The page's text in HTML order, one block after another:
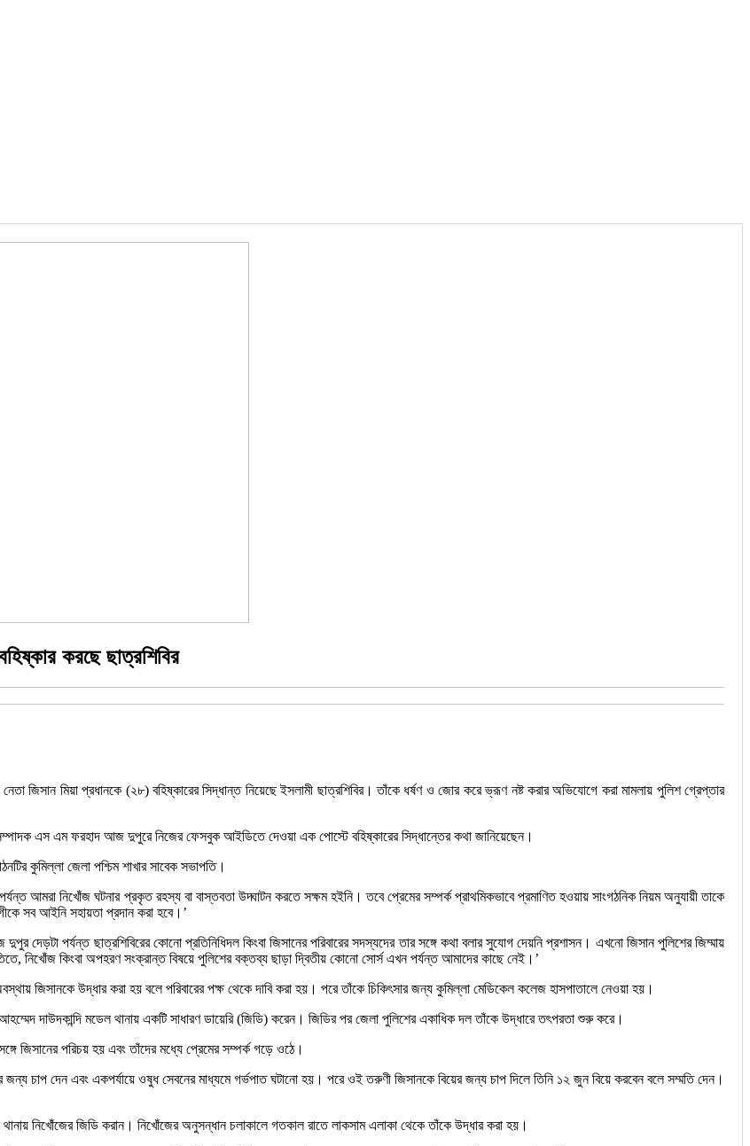
করছে ছাত্রশিবির
নেতা জিসান মিয়া প্রধানকে (২৮) বহিষ্কারের সিদ্ধান্ত নিয়েছে ইসলামী ছাত্রশিবির। তাঁকে ধর্ষণ ও জোর করে ভ্রূণ নষ্ট করার অভিযোগে করা মামলায় পুলিশ গ্রেপ্তার
সম্পাদক এস এম ফরহাদ আজ দুপুরে নিজের ফেসবুক আইডিতে দেওয়া এক পোস্টে বহিষ্কারের সিদ্ধান্তের কথা জানিয়েছেন।
কুমিল্লা জেলা পশ্চিম শাখার সাবেক সভাপতি।
আমরা নিখোঁজ ঘটনার প্রকৃত রহস্য বা বাস্তবতা উদ্ঘাটন করতে সক্ষম হইনি। তবে প্রেমের সম্পর্ক প্রাথমিকভাবে প্রমাণিত হওয়ায় সাংগঠনিক নিয়ম অনুযায়ী তাকে
সব আইনি সহায়তা প্রদান করা হবে।’
পর্যন্ত ছাত্রশিবিরের কোনো প্রতিনিধিদল কিংবা জিসানের পরিবারের সদস্যদের তার সঙ্গে কথা বলার সুযোগ দেয়নি প্রশাসন। এখনো জিসান পুলিশের জিম্মায়
নিখোঁজ কিংবা অপহরণ সংক্রান্ত বিষয়ে পুলিশের বক্তব্য ছাড়া দ্বিতীয় কোনো সোর্স এখন পর্যন্ত আমাদের কাছে নেই।’
জিসানকে উদ্ধার করা হয় বলে পরিবারের পক্ষ থেকে দাবি করা হয়। পরে তাঁকে চিকিৎসার জন্য কুমিল্লা মেডিকেল কলেজ হাসপাতালে নেওয়া হয়।
দাউদকান্দি মডেল থানায় একটি সাধারণ ডায়েরি (জিডি) করেন। জিডির পর জেলা পুলিশের একাধিক দল তাঁকে উদ্ধারে তৎপরতা শুরু করে।
জিসানের পরিচয় হয় এবং তাঁদের মধ্যে প্রেমের সম্পর্ক গড়ে ওঠে।
চাপ দেন এবং একপর্যায়ে ওষুধ সেবনের মাধ্যমে গর্ভপাত ঘটানো হয়। পরে ওই তরুণী জিসানকে বিয়ের জন্য চাপ দিলে তিনি ১২ জুন বিয়ে করবেন বলে সম্মতি দেন।
নিখোঁজের জিডি করান। নিখোঁজের অনুসন্ধান চলাকালে গতকাল রাতে লাকসাম এলাকা থেকে তাঁকে উদ্ধার করা হয়।